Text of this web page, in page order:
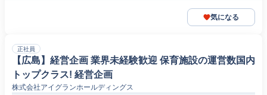
気になる
正社員
【広島】経営企画 業界未経験歓迎 保育施設の運営数国内
トップクラス! 経営企画
株式会社アイグランホールディングス